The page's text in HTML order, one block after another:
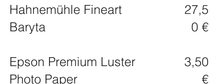
Hahnemühle Fineart
Baryta
Epson Premium Luster
Photo Paper
27,5
0 €
3,50
€